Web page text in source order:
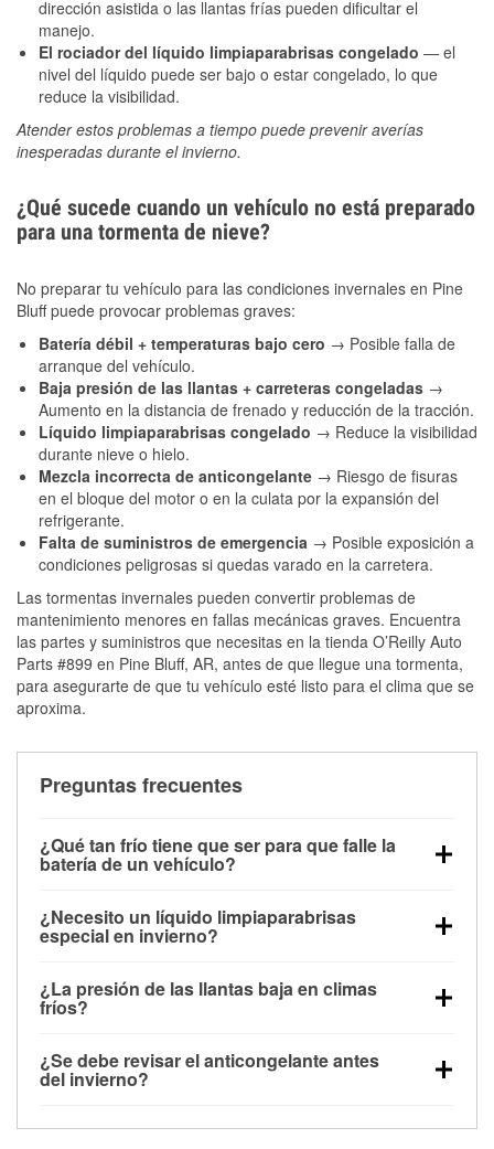
dirección asistida o las llantas frías pueden dificultar el
manejo.
El rociador del líquido limpiaparabrisas congelado — el
nivel del líquido puede ser bajo o estar congelado, lo que
reduce la visibilidad.
Atender estos problemas a tiempo puede prevenir averías
inesperadas durante el invierno.
¿Qué sucede cuando un vehículo no está preparado
para una tormenta de nieve?
No preparar tu vehículo para las condiciones invernales en Pine
Bluff puede provocar problemas graves:
Batería débil + temperaturas bajo cero → Posible falla de
arranque del vehículo.
Baja presión de las llantas + carreteras congeladas →
Aumento en la distancia de frenado y reducción de la tracción.
Líquido limpiaparabrisas congelado → Reduce la visibilidad
durante nieve o hielo.
Mezcla incorrecta de anticongelante → Riesgo de fisuras
en el bloque del motor o en la culata por la expansión del
refrigerante.
Falta de suministros de emergencia → Posible exposición a
condiciones peligrosas si quedas varado en la carretera.
Las tormentas invernales pueden convertir problemas de
mantenimiento menores en fallas mecánicas graves. Encuentra
las partes y suministros que necesitas en la tienda O’Reilly Auto
Parts #899 en Pine Bluff, AR, antes de que llegue una tormenta,
para asegurarte de que tu vehículo esté listo para el clima que se
aproxima.
Preguntas frecuentes
¿Qué tan frío tiene que ser para que falle la
batería de un vehículo?
debajo de los 32 °F y puede perder hasta la mitad de
su potencia de arranque cerca de los 0 °F, lo que
arranque.
¿Necesito un líquido limpiaparabrisas
especial en invierno?
la congelación y ayuda a disolver la sal y la nieve
derretida en la carretera para mejorar la visibilidad.
¿La presión de las llantas baja en climas
fríos?
alrededor de 1 PSI por cada 10 °F que baja la
temperatura. Puedes obtener más información sobre
¿Se debe revisar el anticongelante antes
del invierno?